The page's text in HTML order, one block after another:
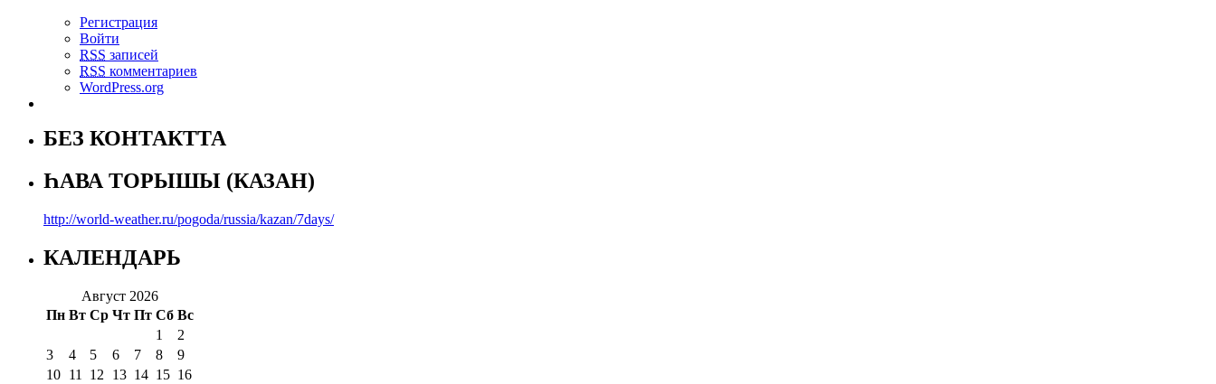
Регистрация
Войти
RSS записей
RSS комментариев
WordPress.org
БЕЗ КОНТАКТТА
ҺАВА ТОРЫШЫ (КАЗАН)
http://world-weather.ru/pogoda/russia/kazan/7days/
КАЛЕНДАРЬ
Август 2026
Пн Вт Ср Чт Пт Сб Вс
1
2
3
4 5 6 7 8
9
10 11 12 13 14 15 16